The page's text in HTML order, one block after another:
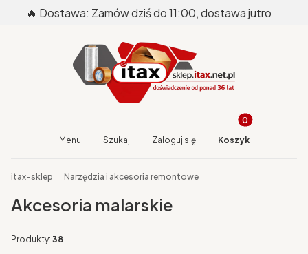
🔥 Dostawa: Zamów dziś do 11:00, dostawa jutro
Menu Szukaj Zaloguj się
Produkty w
Koszyk
itax-sklep Narzędzia i akcesoria remontowe
Akcesoria malarskie
Produkty: 38